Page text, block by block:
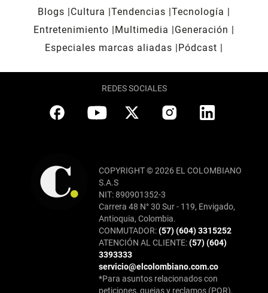
Blogs
Cultura Tendencias Tecnología
Entretenimiento
Multimedia
Generación
Especiales marcas aliadas
Pódcast
REDES SOCIALES
COPYRIGHT © 2026 EL COLOMBIANO
S.A.S
NIT: 890901352-3
Carrera 48 N° 30 Sur - 119, Envigado,
Antioquia, Colombia.
CONMUTADOR:(57) (604) 3315252
ATENCIÓN AL CLIENTE:(57) (604)
3393333
servicio@elcolombiano.com.co
*Para asuntos relacionados con
peticiones, quejas y reclamos (PQR),